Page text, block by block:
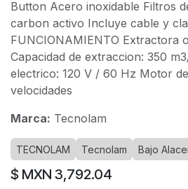
Button Acero inoxidable Filtros
carbon activo Incluye cable y
FUNCIONAMIENTO Extractora
Capacidad de extraccion: 350
electrico: 120 V / 60 Hz Motor
velocidades
Marca: Tecnolam
TECNOLAM Tecnolam Bajo
$ MXN 3,792.04